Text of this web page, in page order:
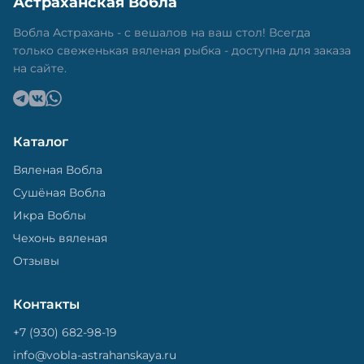
в специальный пакет, чтобы она не портилась и не
теряла влагу. Вяленая вобла — это не просто
вкусная еда, но и пример того, как можно сочетать
старые рецепты и современные технологии. Её
можно есть с напитками, и это будет очень вкусно.
Вобла Астрахань - с вешалов на ваш стол! Всегда
только свеженькая вяленая рыбка - доступна для заказа
на сайте.
Каталог
Вяленая Вобла
Сушёная Вобла
Икра Воблы
Чехонь вяленая
Отзывы
Контакты
+7 (930) 682-98-19
info@vobla-astrahanskaya.ru